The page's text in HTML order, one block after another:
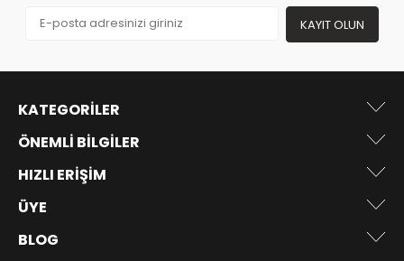
KAYIT OLUN
KATEGORILER
ÖNEMLI BILGILER
HIZLI ERIŞIM
ÜYE
BLOG